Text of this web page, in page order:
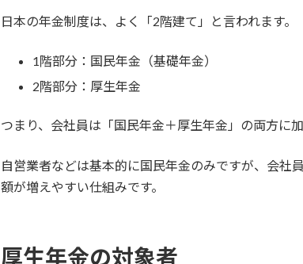
日本の年金制度は、よく「2階建て」と言われます。
1階部分：国民年金（基礎年金）
2階部分：厚生年金
つまり、会社員は「国民年金＋厚生年金」の両方に
自営業者などは基本的に国民年金のみですが、会社
額が増えやすい仕組みです。
厚生年金の対象者